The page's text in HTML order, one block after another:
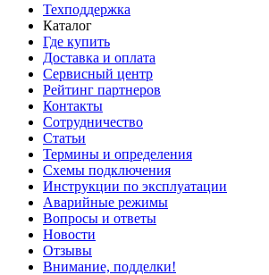
Техподдержка
Каталог
Где купить
Доставка и оплата
Сервисный центр
Рейтинг партнеров
Контакты
Сотрудничество
Статьи
Термины и определения
Схемы подключения
Инструкции по эксплуатации
Аварийные режимы
Вопросы и ответы
Новости
Отзывы
Внимание, подделки!